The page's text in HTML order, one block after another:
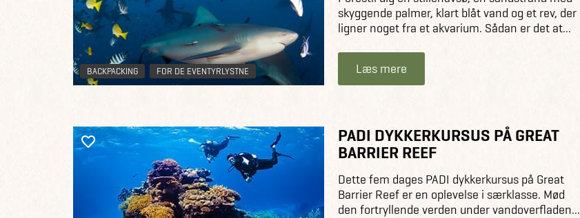
BACKPACKING FOR DE EVENTYRLYSTNE
skyggende palmer, klart blåt vand og et rev, der
ligner noget fra et akvarium. Sådan er det at...
Læs mere
PADI DYKKERKURSUS PÅ GREAT
BARRIER REEF
Dette fem dages PADI dykkerkursus på Great
Barrier Reef er en oplevelse i særklasse. Mød
den fortryllende verden under vandoverfladen...